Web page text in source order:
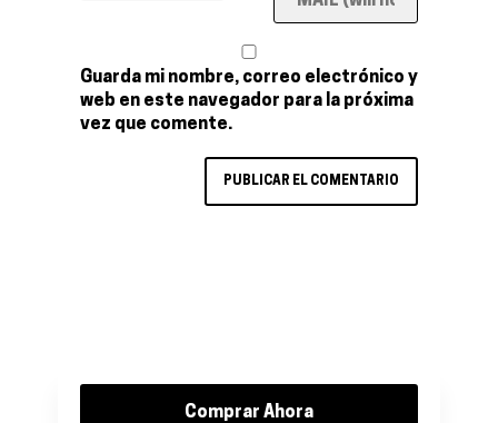
Guarda mi nombre, correo electrónico y
web en este navegador para la próxima
vez que comente.
Comprar Ahora